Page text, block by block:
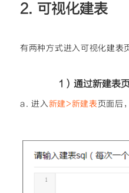
2. 可视化建表
有两种方式进入可视化建表
1）通过新建表
a. 进入新建>新建表页面后